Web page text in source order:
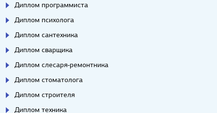
Диплом программиста
Диплом психолога
Диплом сантехника
Диплом сварщика
Диплом слесаря-ремонтника
Диплом стоматолога
Диплом строителя
Диплом техника